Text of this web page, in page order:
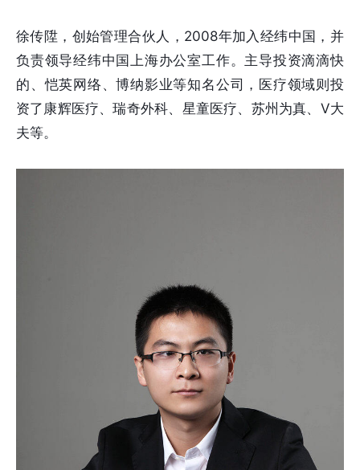
徐传陞，创始管理合伙人，2008年加入经纬中国，并
负责领导经纬中国上海办公室工作。主导投资滴滴快
的、恺英网络、博纳影业等知名公司，医疗领域则投
资了康辉医疗、瑞奇外科、星童医疗、苏州为真、V大
夫等。